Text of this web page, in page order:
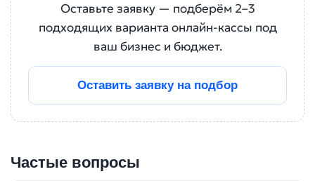
Оставьте заявку — подберём 2–3
подходящих варианта онлайн-кассы под
ваш бизнес и бюджет.
Оставить заявку на подбор
Частые вопросы